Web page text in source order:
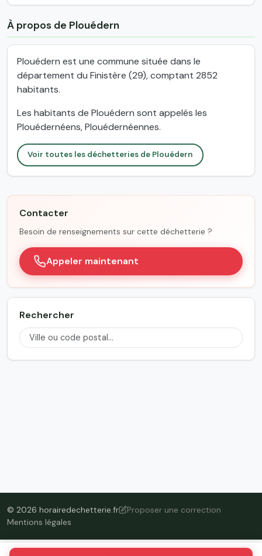
À propos de Plouédern
Plouédern est une commune située dans le
département du Finistère (29), comptant 2852
habitants.
Les habitants de Plouédern sont appelés les
Plouédernéens, Plouédernéennes.
Voir toutes les déchetteries de Plouédern
Contacter
Besoin de renseignements sur cette déchetterie ?
Appeler maintenant
Rechercher
© 2026 horairedechetterie.fr
Proposer une correction
Mentions légales